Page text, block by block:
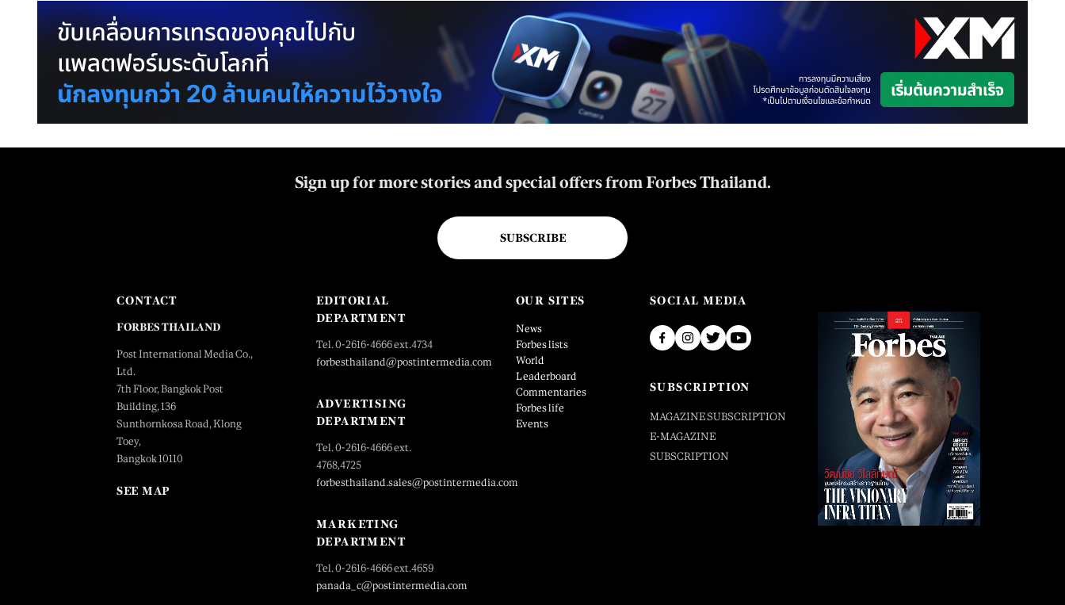
Sign up for more stories and special offers from Forbes Thailand.
SUBSCRIBE
CONTACT
FORBES THAILAND
Post International Media Co.,
Ltd.
7th Floor, Bangkok Post
Building, 136
Sunthornkosa Road, Klong
Toey,
Bangkok 10110
SEE MAP
EDITORIAL
DEPARTMENT
Tel. 0-2616-4666 ext.4734
forbesthailand@postintermedia.com
ADVERTISING
DEPARTMENT
Tel. 0-2616-4666 ext.
4768,4725
forbesthailand.sales@postintermedia.com
MARKETING
DEPARTMENT
Tel. 0-2616-4666 ext.4659
panada_c@postintermedia.com
OUR SITES
News
Forbes lists
World
Leaderboard
Commentaries
Forbes life
Events
SOCIAL MEDIA
SUBSCRIPTION
MAGAZINE SUBSCRIPTION
E-MAGAZINE
SUBSCRIPTION